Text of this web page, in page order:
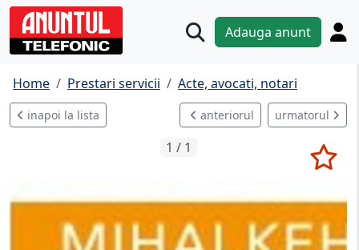
Adauga anunt
Home Prestari servicii Acte, avocati, notari
inapoi la lista anteriorul urmatorul
1 / 1